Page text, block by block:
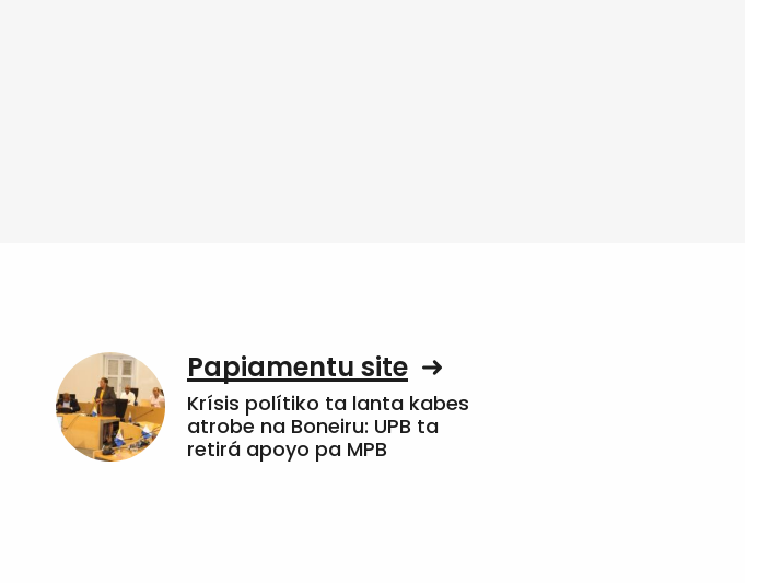
Papiamentu site
Krísis polítiko ta lanta kabes
atrobe na Boneiru: UPB ta
retirá apoyo pa MPB